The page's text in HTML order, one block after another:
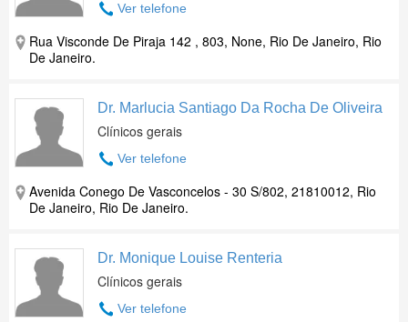
Ver telefone
Rua Visconde De Piraja 142 , 803, None, Rio De Janeiro, Rio
De Janeiro.
Dr. Marlucia Santiago Da Rocha De Oliveira
Clínicos gerais
Ver telefone
Avenida Conego De Vasconcelos - 30 S/802, 21810012, Rio
De Janeiro, Rio De Janeiro.
Dr. Monique Louise Renteria
Clínicos gerais
Ver telefone